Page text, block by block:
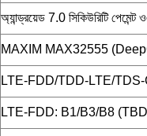
অ্যান্ড্রয়েড 7.0 সিকিউরিটি পেমেন্ট
MAXIM MAX32555
LTE-FDD/TDD-LTE/
LTE-FDD: B1/B3/B8